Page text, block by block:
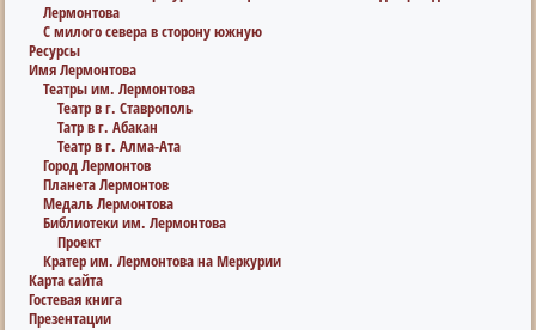
Лермонтова
С милого севера в сторону южную
Ресурсы
Имя Лермонтова
Театры им. Лермонтова
Театр в г. Ставрополь
Татр в г. Абакан
Театр в г. Алма-Ата
Город Лермонтов
Планета Лермонтов
Медаль Лермонтова
Библиотеки им. Лермонтова
Проект
Кратер им. Лермонтова на Меркурии
Карта сайта
Гостевая книга
Презентации